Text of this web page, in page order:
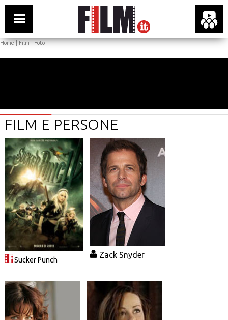
Home|Film|Foto
FILM E PERSONE
Sucker Punch
Zack Snyder